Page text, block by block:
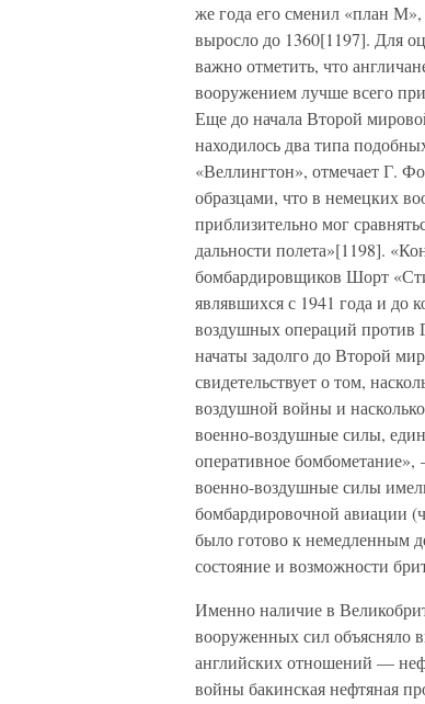
же года его сменил «план
выросло до 1360[1197]. Для
важно отметить, что
вооружением лучше всего
Еще до начала Второй
находилось два типа
«Веллингтон», отмечает Г.
образцами, что в немецких
приблизительно мог
дальности полета»[1198].
бомбардировщиков Шорт
являвшихся с 1941 года и до
воздушных операций
начаты задолго до Второй
свидетельствует о том,
воздушной войны и
военно-воздушные силы,
оперативное
военно-воздушные силы
бомбардировочной авиации
было готово к немедленным
состояние и возможности
Именно наличие в
вооруженных сил объясняло
английских отношений —
войны бакинская нефтяная